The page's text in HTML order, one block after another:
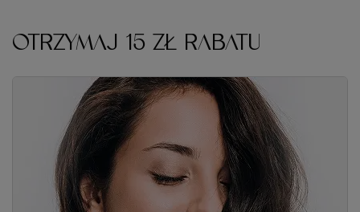
OTRZYMAJ 15 ZŁ RABATU